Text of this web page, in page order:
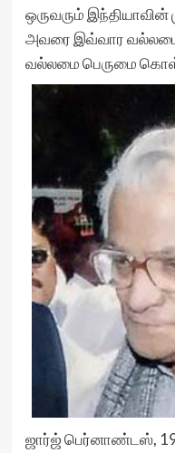
ஒருவரும்
அவரை இவ்வார
வல்லமை பெருமை
ஜார்ஜ் பெர்னாண்டஸ்,